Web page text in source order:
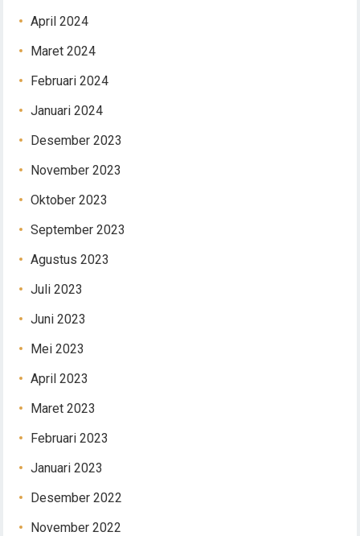
April 2024
Maret 2024
Februari 2024
Januari 2024
Desember 2023
November 2023
Oktober 2023
September 2023
Agustus 2023
Juli 2023
Juni 2023
Mei 2023
April 2023
Maret 2023
Februari 2023
Januari 2023
Desember 2022
November 2022